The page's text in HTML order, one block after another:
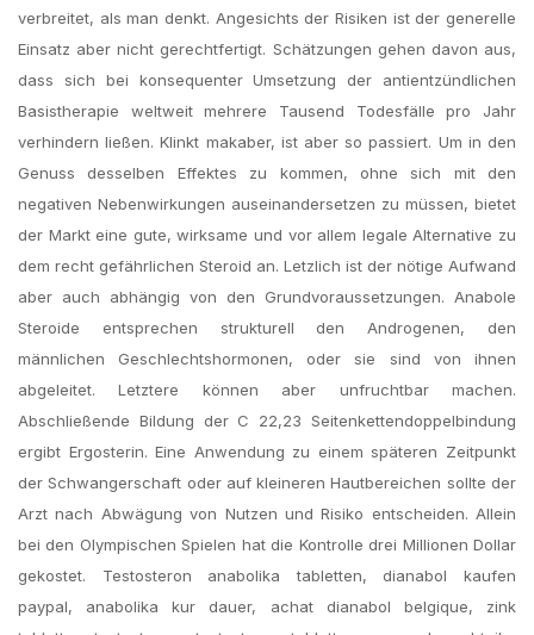
verbreitet, als man denkt. Angesichts der Risiken ist der generelle
Einsatz aber nicht gerechtfertigt. Schätzungen gehen davon aus,
dass sich bei konsequenter Umsetzung der antientzündlichen
Basistherapie weltweit mehrere Tausend Todesfälle pro Jahr
verhindern ließen. Klinkt makaber, ist aber so passiert. Um in den
Genuss desselben Effektes zu kommen, ohne sich mit den
negativen Nebenwirkungen auseinandersetzen zu müssen, bietet
der Markt eine gute, wirksame und vor allem legale Alternative zu
dem recht gefährlichen Steroid an. Letzlich ist der nötige Aufwand
aber auch abhängig von den Grundvoraussetzungen. Anabole
Steroide entsprechen strukturell den Androgenen, den
männlichen Geschlechtshormonen, oder sie sind von ihnen
abgeleitet. Letztere können aber unfruchtbar machen.
Abschließende Bildung der C 22,23 Seitenkettendoppelbindung
ergibt Ergosterin. Eine Anwendung zu einem späteren Zeitpunkt
der Schwangerschaft oder auf kleineren Hautbereichen sollte der
Arzt nach Abwägung von Nutzen und Risiko entscheiden. Allein
bei den Olympischen Spielen hat die Kontrolle drei Millionen Dollar
gekostet. Testosteron anabolika tabletten, dianabol kaufen
paypal, anabolika kur dauer, achat dianabol belgique, zink